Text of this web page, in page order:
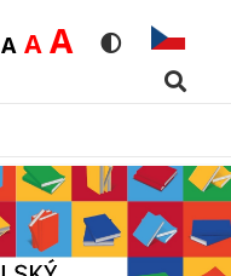
Rozmiar
ADomyślna
AŚrednia
ADużaWersja